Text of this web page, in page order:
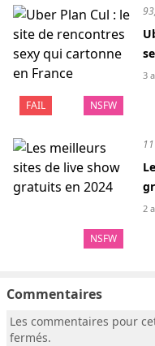
FAIL NSFW
3
NSFW
2
Commentaires
Les commentaires pour
fermés.